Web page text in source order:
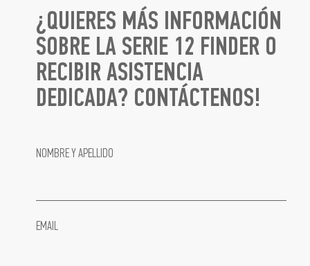
¿QUIERES MÁS INFORMACIÓN
SOBRE LA SERIE 12 FINDER O
RECIBIR ASISTENCIA
DEDICADA? CONTÁCTENOS!
NOMBRE Y APELLIDO
EMAIL